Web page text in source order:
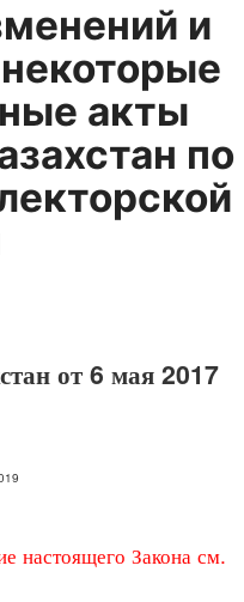
и
акты
по
от 6 мая 2017
настоящего Закона см.